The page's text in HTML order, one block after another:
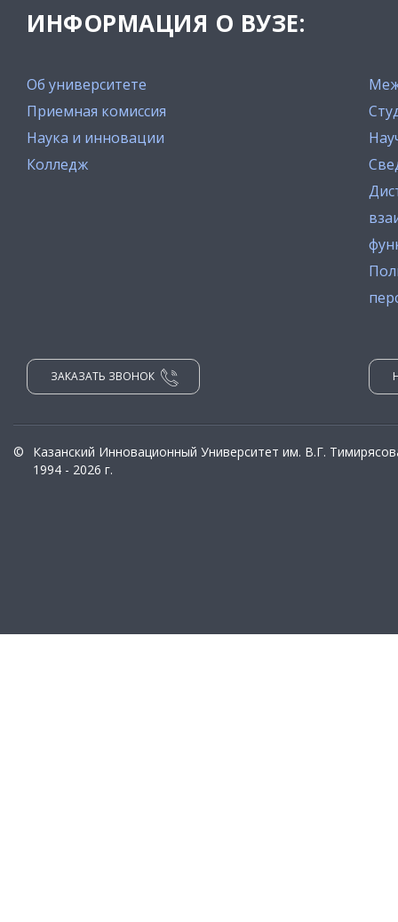
ИНФОРМАЦИЯ О ВУЗЕ:
Об университете
Приемная комиссия
Наука и инновации
Колледж
ЗАКАЗАТЬ ЗВОНОК
©
Казанский Инновационный Университет им. В.Г.
1994 - 2026 г.